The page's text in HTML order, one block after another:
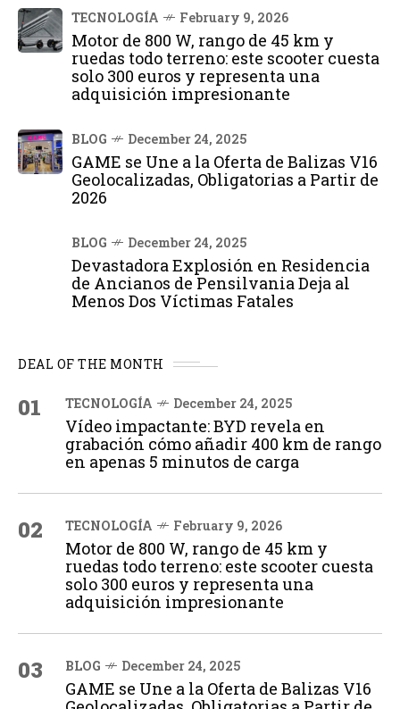
TECNOLOGÍA February 9, 2026
Motor de 800 W, rango de 45 km y
ruedas todo terreno: este scooter cuesta
solo 300 euros y representa una
adquisición impresionante
BLOG December 24, 2025
GAME se Une a la Oferta de Balizas V16
Geolocalizadas, Obligatorias a Partir de
2026
BLOG December 24, 2025
Devastadora Explosión en Residencia
de Ancianos de Pensilvania Deja al
Menos Dos Víctimas Fatales
DEAL OF THE MONTH
01 TECNOLOGÍA December 24, 2025
Vídeo impactante: BYD revela en
grabación cómo añadir 400 km de rango
en apenas 5 minutos de carga
02 TECNOLOGÍA February 9, 2026
Motor de 800 W, rango de 45 km y
ruedas todo terreno: este scooter cuesta
solo 300 euros y representa una
adquisición impresionante
03 BLOG December 24, 2025
GAME se Une a la Oferta de Balizas V16